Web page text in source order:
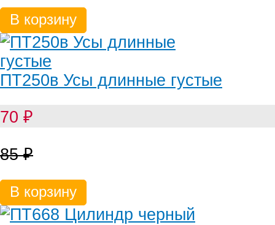
В корзину
ПТ250в Усы длинные густые
70 ₽
85₽
В корзину